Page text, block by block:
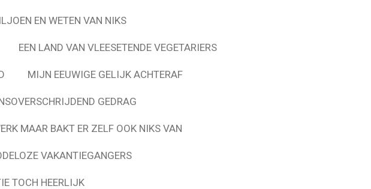
EN WETEN VAN NIKS
EEN LAND VAN VLEESETENDE VEGETARIERS
MIJN EEUWIGE GELIJK ACHTERAF
GEDRAG
MAAR BAKT ER ZELF OOK NIKS VAN
VAKANTIEGANGERS
TOCH HEERLIJK